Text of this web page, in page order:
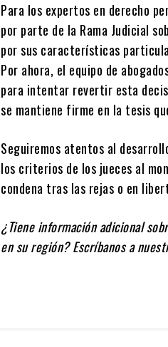
Para los expertos en derecho
por parte de la Rama Judicial
por sus características
Por ahora, el equipo de
para intentar revertir esta
se mantiene firme en la tesis
Seguiremos atentos al
los criterios de los jueces al
condena tras las rejas o en
¿Tiene información adicional
en su región? Escríbanos a